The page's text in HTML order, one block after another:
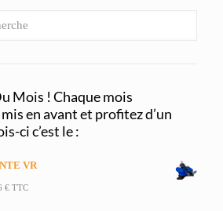
Mois ! Chaque mois
en avant et profitez d’un
ci c’est le :
VR
€ TTC